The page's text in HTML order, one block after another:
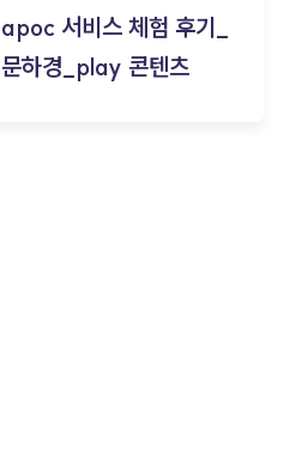
apoc 서비스 체험 후기_
문하경_play 콘텐츠